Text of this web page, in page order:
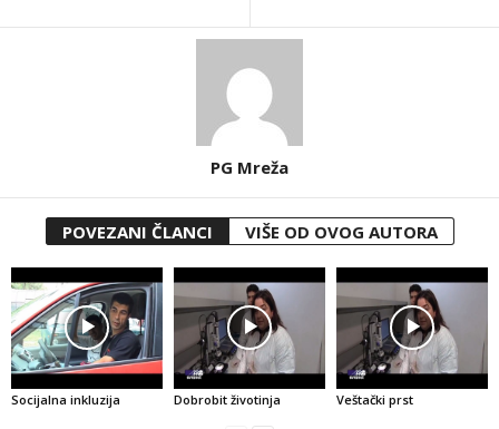
PG Mreža
POVEZANI ČLANCI VIŠE OD OVOG AUTORA
Socijalna inkluzija Dobrobit životinja Veštački prst